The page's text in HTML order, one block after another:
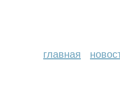
главная